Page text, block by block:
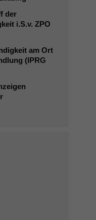
der
i.S.v. ZPO
am Ort
(IPRG